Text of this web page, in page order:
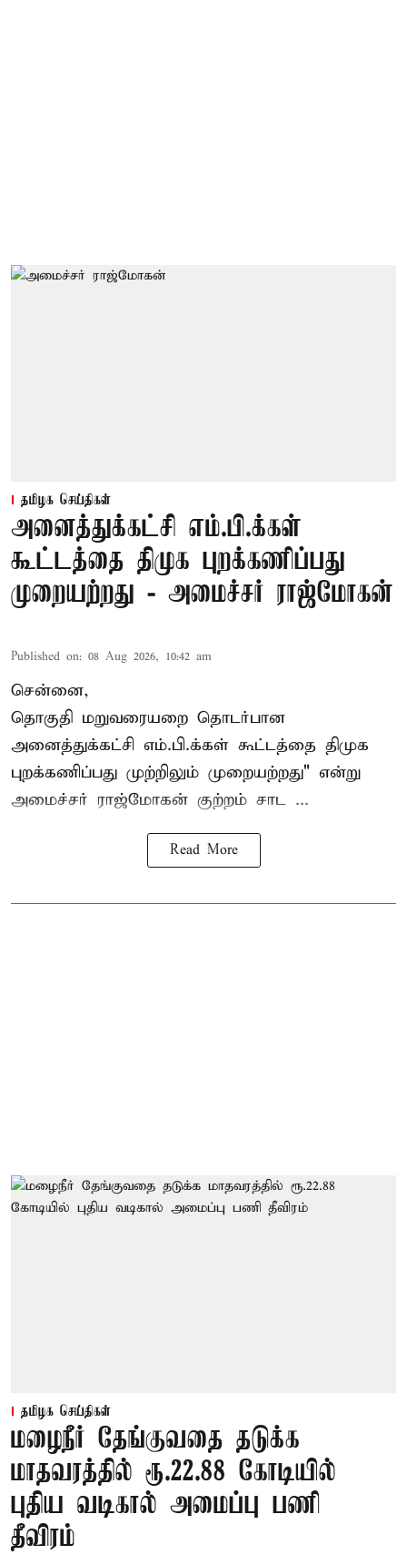
தமிழக செய்திகள்
அனைத்துக்கட்சி எம்.பி.க்கள்
கூட்டத்தை திமுக புறக்கணிப்பது
முறையற்றது - அமைச்சர் ராஜ்மோகன்
Published on: 08 Aug 2026, 10:42 am
சென்னை,
தொகுதி மறுவரையறை தொடர்பான
அனைத்துக்கட்சி எம்.பி.க்கள் கூட்டத்தை திமுக
புறக்கணிப்பது முற்றிலும் முறையற்றது" என்று
அமைச்சர் ராஜ்மோகன் குற்றம் சாட ...
Read More
தமிழக செய்திகள்
மழைநீர் தேங்குவதை தடுக்க
மாதவரத்தில் ரூ.22.88 கோடியில்
புதிய வடிகால் அமைப்பு பணி
தீவிரம்